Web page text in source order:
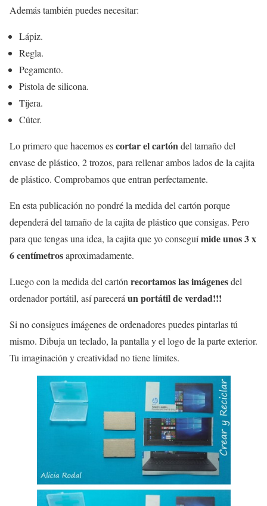
Además también puedes necesitar:
Lápiz.
Regla.
Pegamento.
Pistola de silicona.
Tijera.
Cúter.
Lo primero que hacemos escortar el cartóndel tamaño del
envase de plástico, 2 trozos, para rellenar ambos lados de la cajita
de plástico. Comprobamos que entran perfectamente.
En esta publicación no pondré la medida del cartón porque
dependerá del tamaño de la cajita de plástico que consigas. Pero
para que tengas una idea, la cajita que yo conseguímide unos 3 x
6 centímetrosaproximadamente.
Luego con la medida del cartónrecortamos las imágenesdel
ordenador portátil, así pareceráun portátil de verdad!!!
Si no consigues imágenes de ordenadores puedes pintarlas tú
mismo. Dibuja un teclado, la pantalla y el logo de la parte exterior.
Tu imaginación y creatividad no tiene límites.